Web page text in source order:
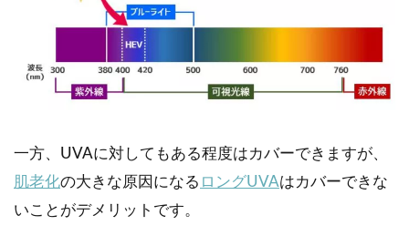
一方、UVAに対してもある程度はカバーできますが、
肌老化の大きな原因になる ロングUVAはカバーできな
いことがデメリットです。